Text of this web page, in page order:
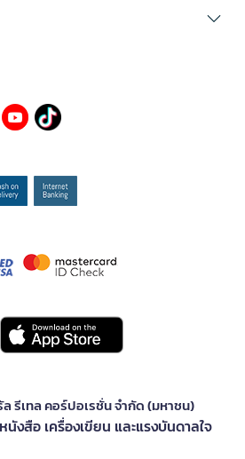
ล รีเทล คอร์ปอเรชั่น จำกัด (มหาชน)
งสือ เครื่องเขียน และแรงบันดาลใจ